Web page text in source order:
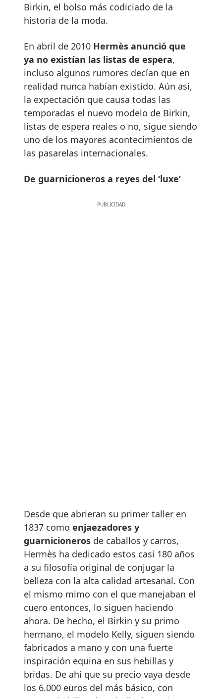
Birkin, el bolso más codiciado de la
historia de la moda.
En abril de 2010 Hermès anunció que
ya no existían las listas de espera,
incluso algunos rumores decían que en
realidad nunca habían existido. Aún así,
la expectación que causa todas las
temporadas el nuevo modelo de Birkin,
listas de espera reales o no, sigue siendo
uno de los mayores acontecimientos de
las pasarelas internacionales.
De guarnicioneros a reyes del ‘luxe’
Desde que abrieran su primer taller en
1837 como enjaezadores y
guarnicioneros de caballos y carros,
Hermès ha dedicado estos casi 180 años
a su filosofía original de conjugar la
belleza con la alta calidad artesanal. Con
el mismo mimo con el que manejaban el
cuero entonces, lo siguen haciendo
ahora. De hecho, el Birkin y su primo
hermano, el modelo Kelly, siguen siendo
fabricados a mano y con una fuerte
inspiración equina en sus hebillas y
bridas. De ahí que su precio vaya desde
los 6.000 euros del más básico, con